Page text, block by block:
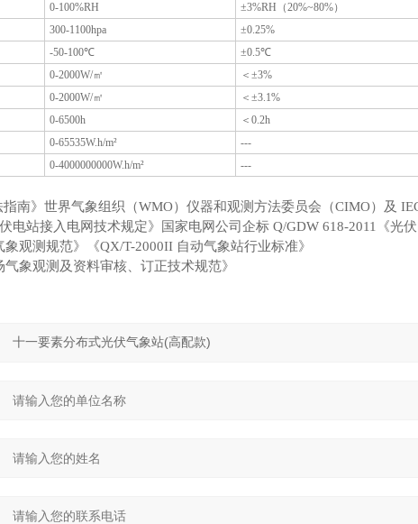
0-100%RH ±3%RH（20%~80%）
300-1100hpa ±0.25%
-50-100℃ ±0.5℃
0-2000W/㎡ ＜±3%
0-2000W/㎡ ＜±3.1%
0-6500h ＜0.2h
0-65535W.h/m² ---
0-4000000000W.h/m² ---
指南》世界气象组织（WMO）仪器和观测方法委员会（CIMO）及
电站接入电网技术规定》国家电网公司企标 Q/GDW 618-2011《光
象观测规范》《QX/T-2000II 自动气象站行业标准》
气象观测及资料审核、订正技术规范》